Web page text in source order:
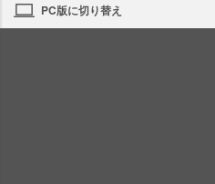
PC版に切り替え